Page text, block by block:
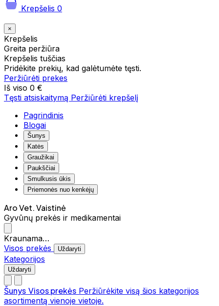
Krepšelis 0
×
Krepšelis
Greita peržiūra
Krepšelis tuščias
Pridėkite prekių, kad galėtumėte tęsti.
Peržiūrėti prekes
Iš viso 0 €
Tęsti atsiskaitymą Peržiūrėti krepšelį
Pagrindinis
Blogai
Šunys
Katės
Graužikai
Paukščiai
Smulkusis ūkis
Priemonės nuo kenkėjų
Aro Vet. Vaistinė
Gyvūnų prekės ir medikamentai
Kraunama…
Visos prekės
Uždaryti
Kategorijos
Uždaryti
Šunys Visos prekės Peržiūrėkite visą šios kategorijos
asortimentą vienoje vietoje.